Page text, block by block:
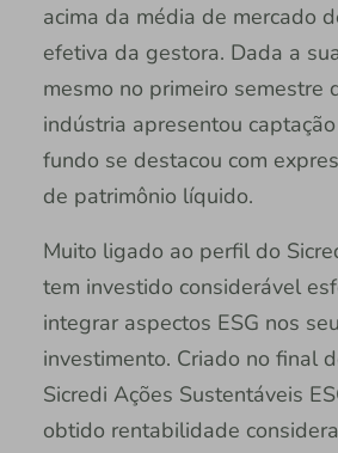
acima da média de mercado
efetiva da gestora. Dada a
mesmo no primeiro semestre
indústria apresentou
fundo se destacou com
de patrimônio líquido.
Muito ligado ao perfil do
tem investido considerável
integrar aspectos ESG nos
investimento. Criado no final
Sicredi Ações Sustentáveis
obtido rentabilidade